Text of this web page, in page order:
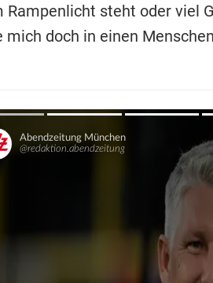
Rampenlicht steht oder viel
mich doch in einen